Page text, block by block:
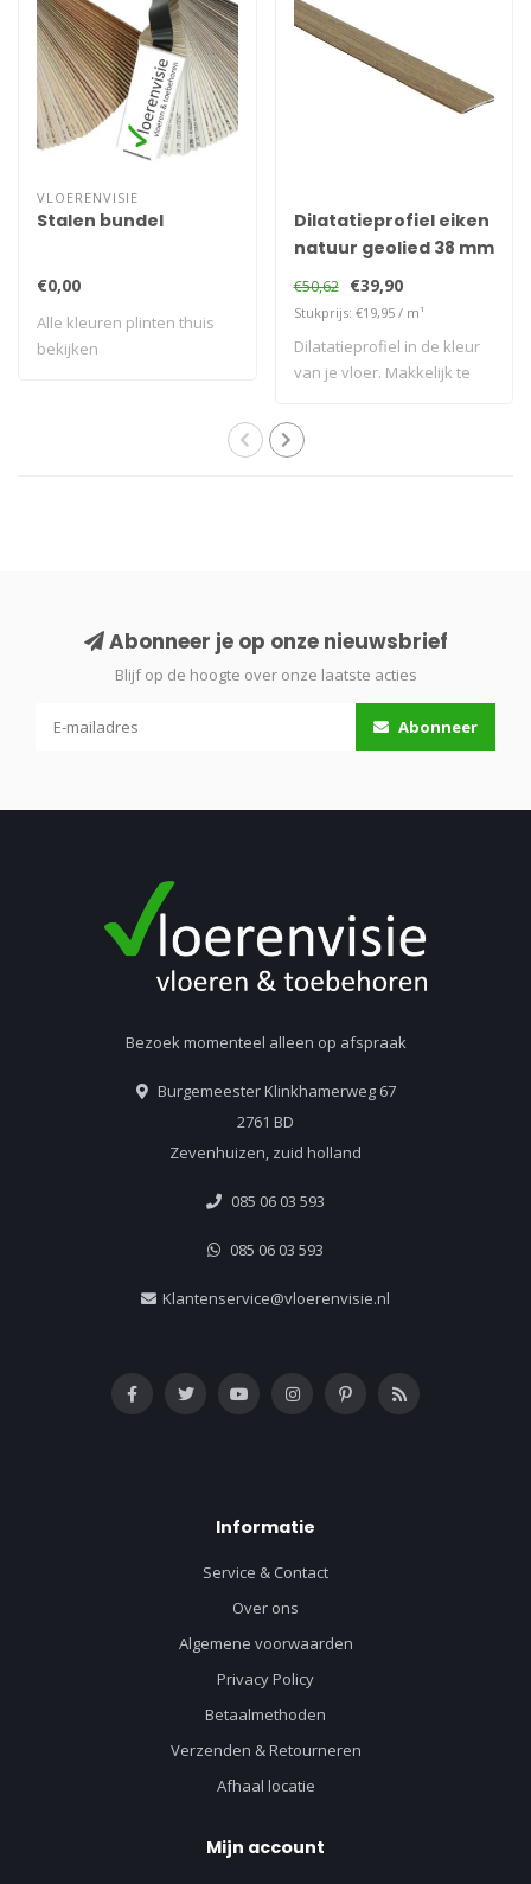
VLOERENVISIE
Stalen bundel
€0,00
Alle kleuren plinten thuis
bekijken
Dilatatieprofiel eiken
natuur geolied 38 mm
€50,62 €39,90
Stukprijs: €19,95 / m¹
Dilatatieprofiel in de kleur
van je vloer. Makkelijk te
Abonneer je op onze nieuwsbrief
Blijf op de hoogte over onze laatste acties
Abonneer
Bezoek momenteel alleen op afspraak
Burgemeester Klinkhamerweg 67
2761 BD
Zevenhuizen, zuid holland
085 06 03 593
085 06 03 593
Klantenservice@vloerenvisie.nl
Informatie
Service & Contact
Over ons
Algemene voorwaarden
Privacy Policy
Betaalmethoden
Verzenden & Retourneren
Afhaal locatie
Mijn account